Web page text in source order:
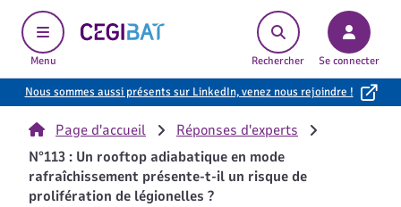
Menu
Cegibat, accueil
Rechercher Se connecter
Nous sommes aussi présents sur LinkedIn, venez nous rejoindre !
Page d'accueil
Réponses d'experts
N°113 : Un rooftop adiabatique en mode
rafraîchissement présente-t-il un risque de
prolifération de légionelles ?